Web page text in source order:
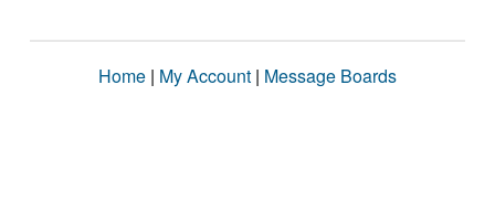
Home | My Account | Message Boards